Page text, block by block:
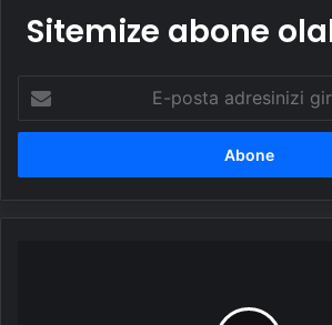
Sitemize abone
posta
adresinizi